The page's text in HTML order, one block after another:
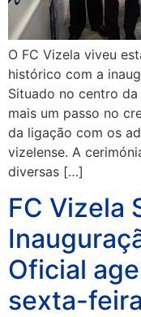
O FC Vizela viveu
histórico com a
Situado no centro
mais um passo no
da ligação com os
vizelense. A
diversas […]
FC Vizela
Oficial
sexta-feira